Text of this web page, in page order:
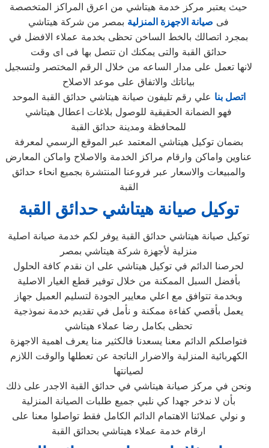
حيث يعتبر مركز خدمة هيتاشي من اعرق المراكز المتخصصة
فى صيانة الاجهزة المنزلية بمصر من شركة هيتاشي
بمجرد اتصالك بالخط الساخن تحظى بخدمة عملاء الافضل في
حدائق القبة والتى يمكنك ان تتصل بها فى اى وقت
لانها تعمل على مدار الساعه من خلال الرقم المختصر ولتسجيل
بياناتك والاتفاق على موعد الاصلاح
اتصل بنا علي رقم تليفون صيانة هيتاشي حدائق القبة الموحد
فهو الضمانة الحقيقية للوصول بلاغات اعطال هيتاشي
للمحافظة ومدينة حدائق القبة
بضمان توكيل هيتاشي المعتمد عبر الموقع الرسمي لمعرفة
عناوين واماكن وارقام مراكز الخدمة والاصلاح واماكن المعارض
والمبيعات والاسعار عبر فروعنا المنتشرة بجميع انحاء حدائق
القبة
توكيل صيانة هيتاشي حدائق القبة
توكيل صيانة هيتاشي حدائق القبة يوفر لكم خدمة صيانة اصلية
منزلية لأجهزة شركة هيتاشي بمصر
لحرصنا الدائم في توكيل هيتاشي على ان نقدم كافة الحلول
بأفضل السبل الممكنة من خلال توفير قطع الغيار الاصلية
وبخدمة تتوافق مع اعلي معايير الجودة لتسليم العميل جهاز
يعمل بأقصي كفاءة ممكنة و نأمل في تقديم خدمة نموذجية
تحظى بكامل رضا عملاء هيتاشي
فتواصلكم الدائم معنا يسعدنا فالكثير منا يعرف اهمية الاجهزة
الكهربائية المنزلية والاضرار الناتجة عن تعطلها والوقت اللازم
لصيانتها
ونحن في مركز صيانة هيتاشي في حدائق القبة الاجدر على ذلك
بأن لا ندخر جهدا كي نلبي جميع طلبات الصيانة المنزلية
و نولي عملائنا الاهتمام الدائم الكامل فقط تواصلوا معنا على
ارقام خدمة عملاء هيتاشي بحدائق القبة